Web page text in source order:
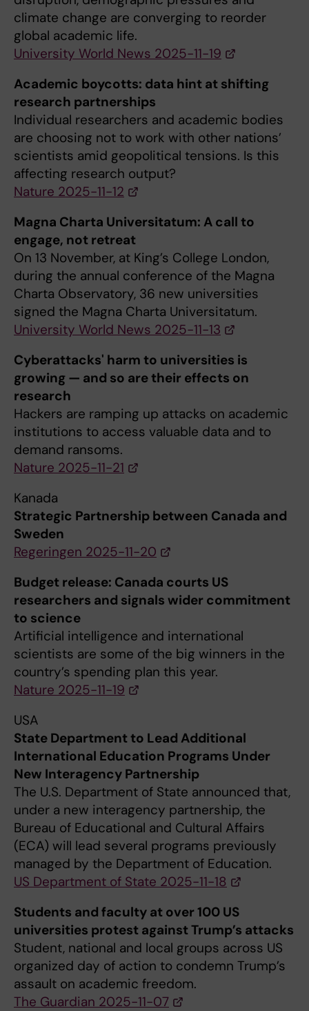
climate change are converging to reorder
global academic life.
University World News 2025-11-19
Academic boycotts: data hint at shifting
research partnerships
Individual researchers and academic bodies
are choosing not to work with other nations’
scientists amid geopolitical tensions. Is this
affecting research output?
Nature 2025-11-12
Magna Charta Universitatum: A call to
engage, not retreat
On 13 November, at King’s College London,
during the annual conference of the Magna
Charta Observatory, 36 new universities
signed the Magna Charta Universitatum.
University World News 2025-11-13
Cyberattacks' harm to universities is
growing — and so are their effects on
research
Hackers are ramping up attacks on academic
institutions to access valuable data and to
demand ransoms.
Nature 2025-11-21
Kanada
Strategic Partnership between Canada and
Sweden
Regeringen 2025-11-20
Budget release: Canada courts US
researchers and signals wider commitment
to science
Artificial intelligence and international
scientists are some of the big winners in the
country’s spending plan this year.
Nature 2025-11-19
USA
State Department to Lead Additional
International Education Programs Under
New Interagency Partnership
The U.S. Department of State announced that,
under a new interagency partnership, the
Bureau of Educational and Cultural Affairs
(ECA) will lead several programs previously
managed by the Department of Education.
US Department of State 2025-11-18
Students and faculty at over 100 US
universities protest against Trump’s attacks
Student, national and local groups across US
organized day of action to condemn Trump’s
assault on academic freedom.
The Guardian 2025-11-07